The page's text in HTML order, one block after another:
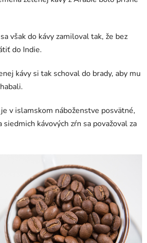
však do kávy zamiloval tak, že bez
do Indie.
kávy si tak schoval do brady, aby mu
v islamskom náboženstve posvätné,
kávových zŕn sa považoval za